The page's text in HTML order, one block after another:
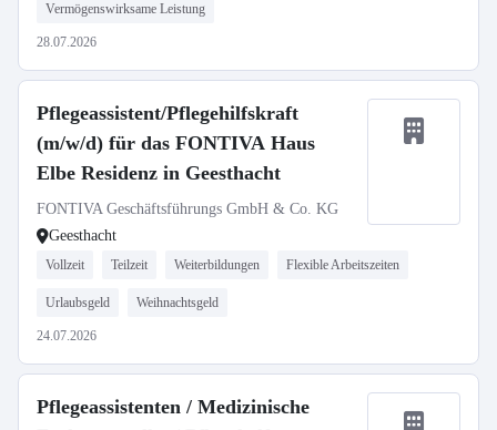
Vermögenswirksame Leistung
28.07.2026
Pflegeassistent/Pflegehilfskraft
(m/w/d) für das FONTIVA Haus
Elbe Residenz in Geesthacht
FONTIVA Geschäftsführungs GmbH & Co. KG
Geesthacht
Vollzeit Teilzeit Weiterbildungen Flexible Arbeitszeiten
Urlaubsgeld Weihnachtsgeld
24.07.2026
Pflegeassistenten / Medizinische